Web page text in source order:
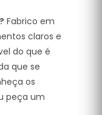
Fabrico em
claros e
do que é
que se
os
peça um